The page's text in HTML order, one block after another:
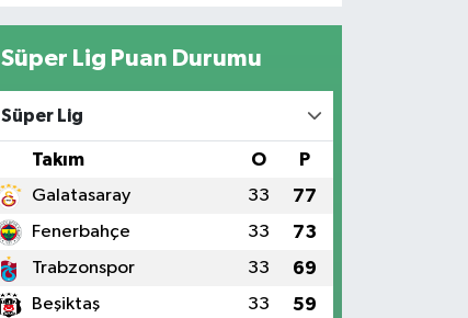
Süper Lig Puan Durumu
Süper Lig
Takım O P
Galatasaray 33 77
Fenerbahçe 33 73
Trabzonspor 33 69
Beşiktaş 33 59